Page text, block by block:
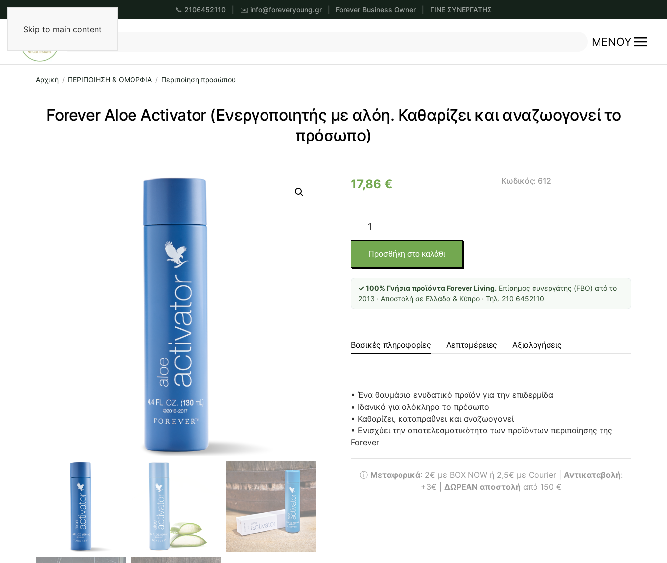
Skip to main content
📞 2106452110 | ✉️ info@foreveryoung.gr Forever Business Owner ΓΙΝΕ ΣΥΝΕΡΓΑΤΗΣ
ΜΕΝΟΎ
Αρχική ΠΕΡΙΠΟΙΗΣΗ & ΟΜΟΡΦΙΑ Περιποίηση προσώπου
Forever Aloe Activator (Ενεργοποιητής με αλόη. Καθαρίζει και αναζωογονεί το
πρόσωπο)
17,86 € Κωδικός: 612
Activator
(Ενεργοποιητής
με
αλόη.
Καθαρίζει
και
ποσότητα
Προσθήκη στο καλάθι
✓ 100% Γνήσια προϊόντα Forever Living. Επίσημος συνεργάτης (FBO) από το
2013 · Αποστολή σε Ελλάδα & Κύπρο · Τηλ. 210 6452110
Βασικές πληροφορίες Λεπτομέρειες Αξιολογήσεις
• Ένα θαυμάσιο ενυδατικό προϊόν για την επιδερμίδα
• Ιδανικό για ολόκληρο το πρόσωπο
• Καθαρίζει, καταπραΰνει και αναζωογονεί
• Ενισχύει την αποτελεσματικότητα των προϊόντων περιποίησης της
Forever
ⓘ Μεταφορικά: 2€ με BOX NOW ή 2,5€ με Courier | Αντικαταβολή:
+3€ | ΔΩΡΕΑΝ αποστολή από 150 €